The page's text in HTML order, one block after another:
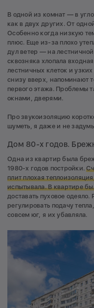
В одной из комнат — в
как в двух других. От
Особенно когда низкую
плюс. Еще из-за плохо
дул ветер — на
сквозняка хлопала
лестничных клеток и
снизу вверх, напоминают
первого этажа. Проблемы
окнами, дверями.
Про звукоизоляцию
шуметь, я даже и не
Дом 80-х годов.
Одна из квартир была
1980-х годов постройки.
плит плохая
испытывала. В квартире
доставать пуховое
регулировать подачу
совсем юг, я их убавляла.